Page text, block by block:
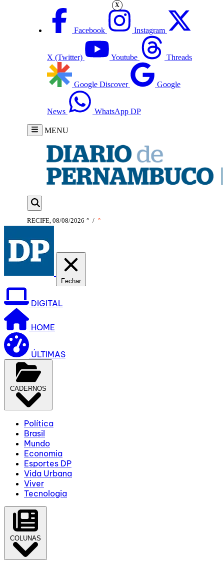
Facebook Instagram
X (Twitter) Youtube Threads
Google Discover Google
News WhatsApp DP
MENU
RECIFE, 08/08/2026 ° / °
Fechar
DIGITAL
HOME
ÚLTIMAS
CADERNOS
Política
Brasil
Mundo
Economia
Esportes DP
Vida Urbana
Viver
Tecnologia
COLUNAS
X